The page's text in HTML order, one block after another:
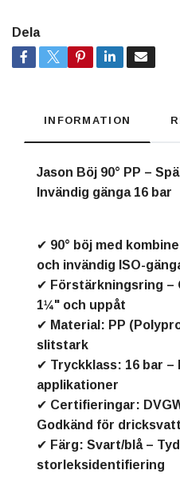
Dela
INFORMATION
Jason Böj 90° PP –
Invändig gänga 16 bar
✔ 90° böj med
och invändig ISO-
✔ Förstärkningsring –
1¼" och uppåt
✔ Material: PP
slitstark
✔ Tryckklass: 16 bar –
applikationer
✔ Certifieringar:
Godkänd för
✔ Färg: Svart/blå –
storleksidentifiering